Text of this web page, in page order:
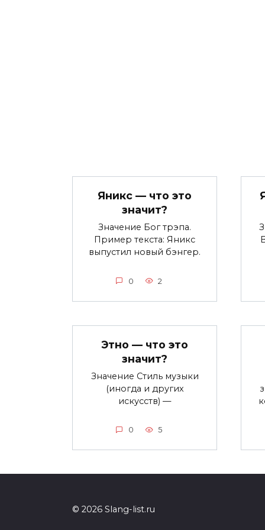
Яникс — что это
значит?
Значение Бог трэпа.
Пример текста: Яникс
выпустил новый бэнгер.
0 2
Этно — что это
значит?
Значение Стиль музыки
(иногда и других
искусств) —
0 5
© 2026 Slang-list.ru